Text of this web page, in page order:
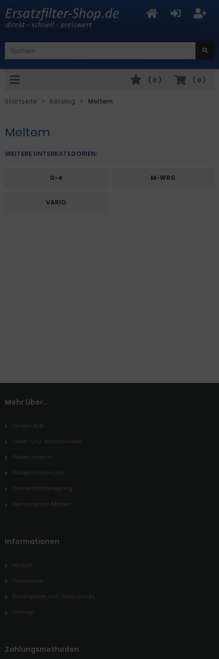
( 0 )
( 0 )
Startseite Katalog Meltem
Meltem
WEITERE UNTERKATEGORIEN:
G-4 M-WRG
VARIO
Mehr über...
Unsere AGB
Liefer- und Versandkosten
Widerrufsrecht
Wiederrufsformular
Online-Streitbeilegung
Nennung von Marken
Informationen
Kontakt
Impressum
Privatsphäre und Datenschutz
Sitemap
Zahlungsmethoden